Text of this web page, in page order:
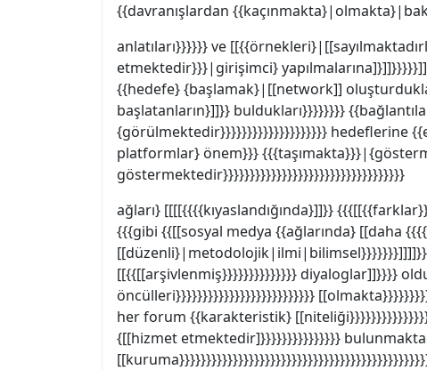
{{davranışlardan
anlatıları}}}}}} ve
etmektedir}}}|girişimci}
{{hedefe} {başlamak}|[[network]]
başlatanların}]]}} buldukları}}}}}}}}
{görülmektedir}}}}}}}}}}}}}}}}}}}} hedeflerine
platformlar} önem}}}
göstermektedir}}}}}}}}}}}}}}}}}}}}}}}}}}}}}}}}}}
ağları} [[[[{{{{kıyaslandığında}]]}}
{{{gibi {{[[sosyal medya {{ağlarında} [[daha
[[{{[[arşivlenmiş}}}}}}}}}}}}}} diyaloglar]]}}}}
öncülleri}}}}}}}}}}}}}}}}}}}}}}}}}}
her forum {{karakteristik}
{[[hizmet etmektedir]}}}}}}}}}}}}}}}